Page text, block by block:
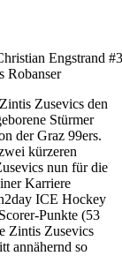
Engstrand
Robanser
Zusevics den
Stürmer
der Graz 99ers.
kürzeren
nun für die
Karriere
ICE Hockey
Punkte (53
Zintis Zusevics
annähernd so